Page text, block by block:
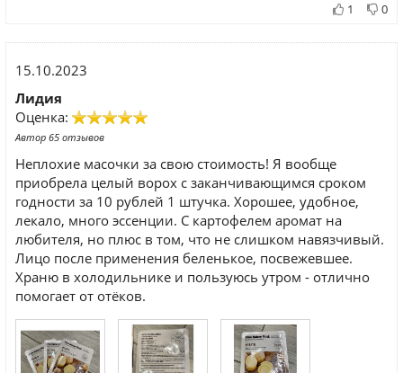
1 0
15.10.2023
Лидия
Оценка:
Автор 65 отзывов
Неплохие масочки за свою стоимость! Я вообще
приобрела целый ворох с заканчивающимся сроком
годности за 10 рублей 1 штучка. Хорошее, удобное,
лекало, много эссенции. С картофелем аромат на
любителя, но плюс в том, что не слишком навязчивый.
Лицо после применения беленькое, посвежевшее.
Храню в холодильнике и пользуюсь утром - отлично
помогает от отёков.